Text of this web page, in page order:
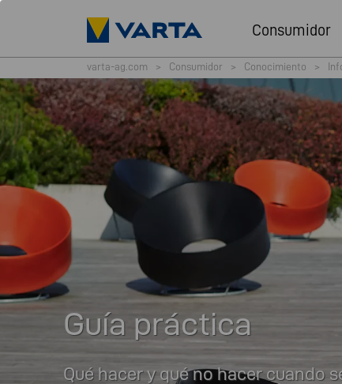
Consumidor
varta-ag.com > Consumidor > Conocimiento >
Guía práctica
Qué hacer y qué no hacer cuando